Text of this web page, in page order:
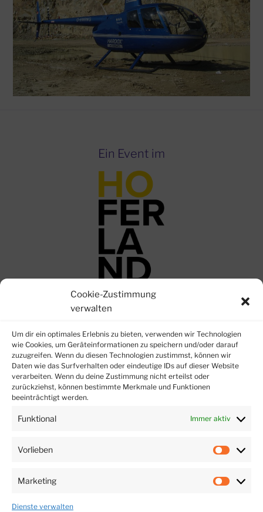
Cookie-Zustimmung
verwalten
Um dir ein optimales Erlebnis zu bieten, verwenden wir Technologien
wie Cookies, um Geräteinformationen zu speichern und/oder darauf
zuzugreifen. Wenn du diesen Technologien zustimmst, können wir
Daten wie das Surfverhalten oder eindeutige IDs auf dieser Website
verarbeiten. Wenn du deine Zustimmung nicht erteilst oder
zurückziehst, können bestimmte Merkmale und Funktionen
beeinträchtigt werden.
Funktional Immer aktiv
Vorlieben
Marketing
Dienste verwalten
Ein Event im
Datenschutz
Impressum